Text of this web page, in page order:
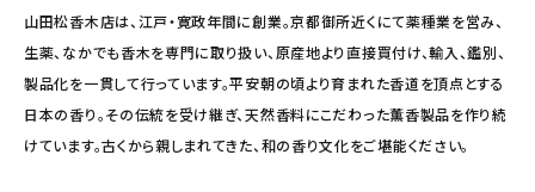
山田松香木店は、江戸・寛政年間に創業。京都御所近くにて薬種業を営み、
生薬、なかでも香木を専門に取り扱い、原産地より直接買付け、輸入、鑑別、
製品化を一貫して行っています。平安朝の頃より育まれた香道を頂点とする
日本の香り。その伝統を受け継ぎ、天然香料にこだわった薫香製品を作り続
けています。古くから親しまれてきた、和の香り文化をご堪能ください。